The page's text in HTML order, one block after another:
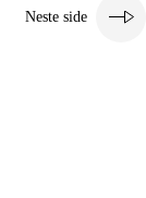
Neste side